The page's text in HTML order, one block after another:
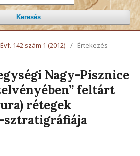
Keresés
Évf. 142 szám 1 (2012) / Értekezés
Nagy-Pisznice
feltárt
rétegek
sztratigráfiája